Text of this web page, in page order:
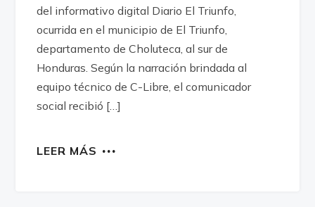
del informativo digital Diario El Triunfo,
ocurrida en el municipio de El Triunfo,
departamento de Choluteca, al sur de
Honduras. Según la narración brindada al
equipo técnico de C-Libre, el comunicador
social recibió […]
LEER MÁS